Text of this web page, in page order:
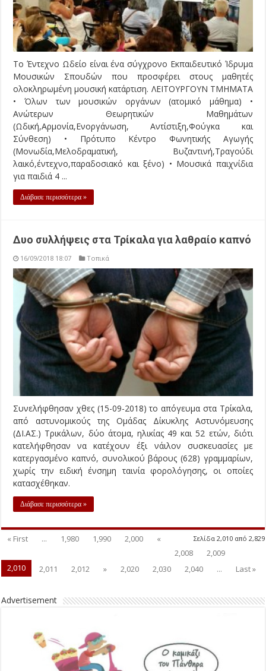
Το Έντεχνο Ωδείο είναι ένα σύγχρονο Εκπαιδευτικό Ίδρυμα
Μουσικών Σπουδών που προσφέρει στους μαθητές
ολοκληρωμένη μουσική κατάρτιση. ΛΕΙΤΟΥΡΓΟΥΝ ΤΜΗΜΑΤΑ
• Όλων των μουσικών οργάνων (ατομικό μάθημα) •
Ανώτερων Θεωρητικών Μαθημάτων
(Ωδική,Αρμονία,Ενοργάνωση, Αντίστιξη,Φούγκα και
Σύνθεση) • Πρότυπο Κέντρο Φωνητικής Αγωγής
(Μονωδία,Μελοδραματική, Βυζαντινή,Τραγούδι
λαικό,έντεχνο,παραδοσιακό και ξένο) • Μουσικά παιχνίδια
για παιδιά 4 ...
Διάβασε περισσότερα »
Δυο συλλήψεις στα Τρίκαλα για λαθραίο καπνό
16/09/2018 18:07 Τοπικά
Συνελήφθησαν χθες (15-09-2018) το απόγευμα στα Τρίκαλα,
από αστυνομικούς της Ομάδας Δίκυκλης Αστυνόμευσης
(ΔΙ.ΑΣ.) Τρικάλων, δύο άτομα, ηλικίας 49 και 52 ετών, διότι
κατελήφθησαν να κατέχουν έξι νάιλον συσκευασίες με
κατεργασμένο καπνό, συνολικού βάρους (628) γραμμαρίων,
χωρίς την ειδική ένσημη ταινία φορολόγησης, οι οποίες
κατασχέθηκαν.
Διάβασε περισσότερα »
Σελίδα 2,010 από 2,829
« First ... 1,980 1,990 2,000
«
2,008
2,009
2,010
2,011 2,012 » 2,020 2,030 2,040 ... Last »
Advertisement